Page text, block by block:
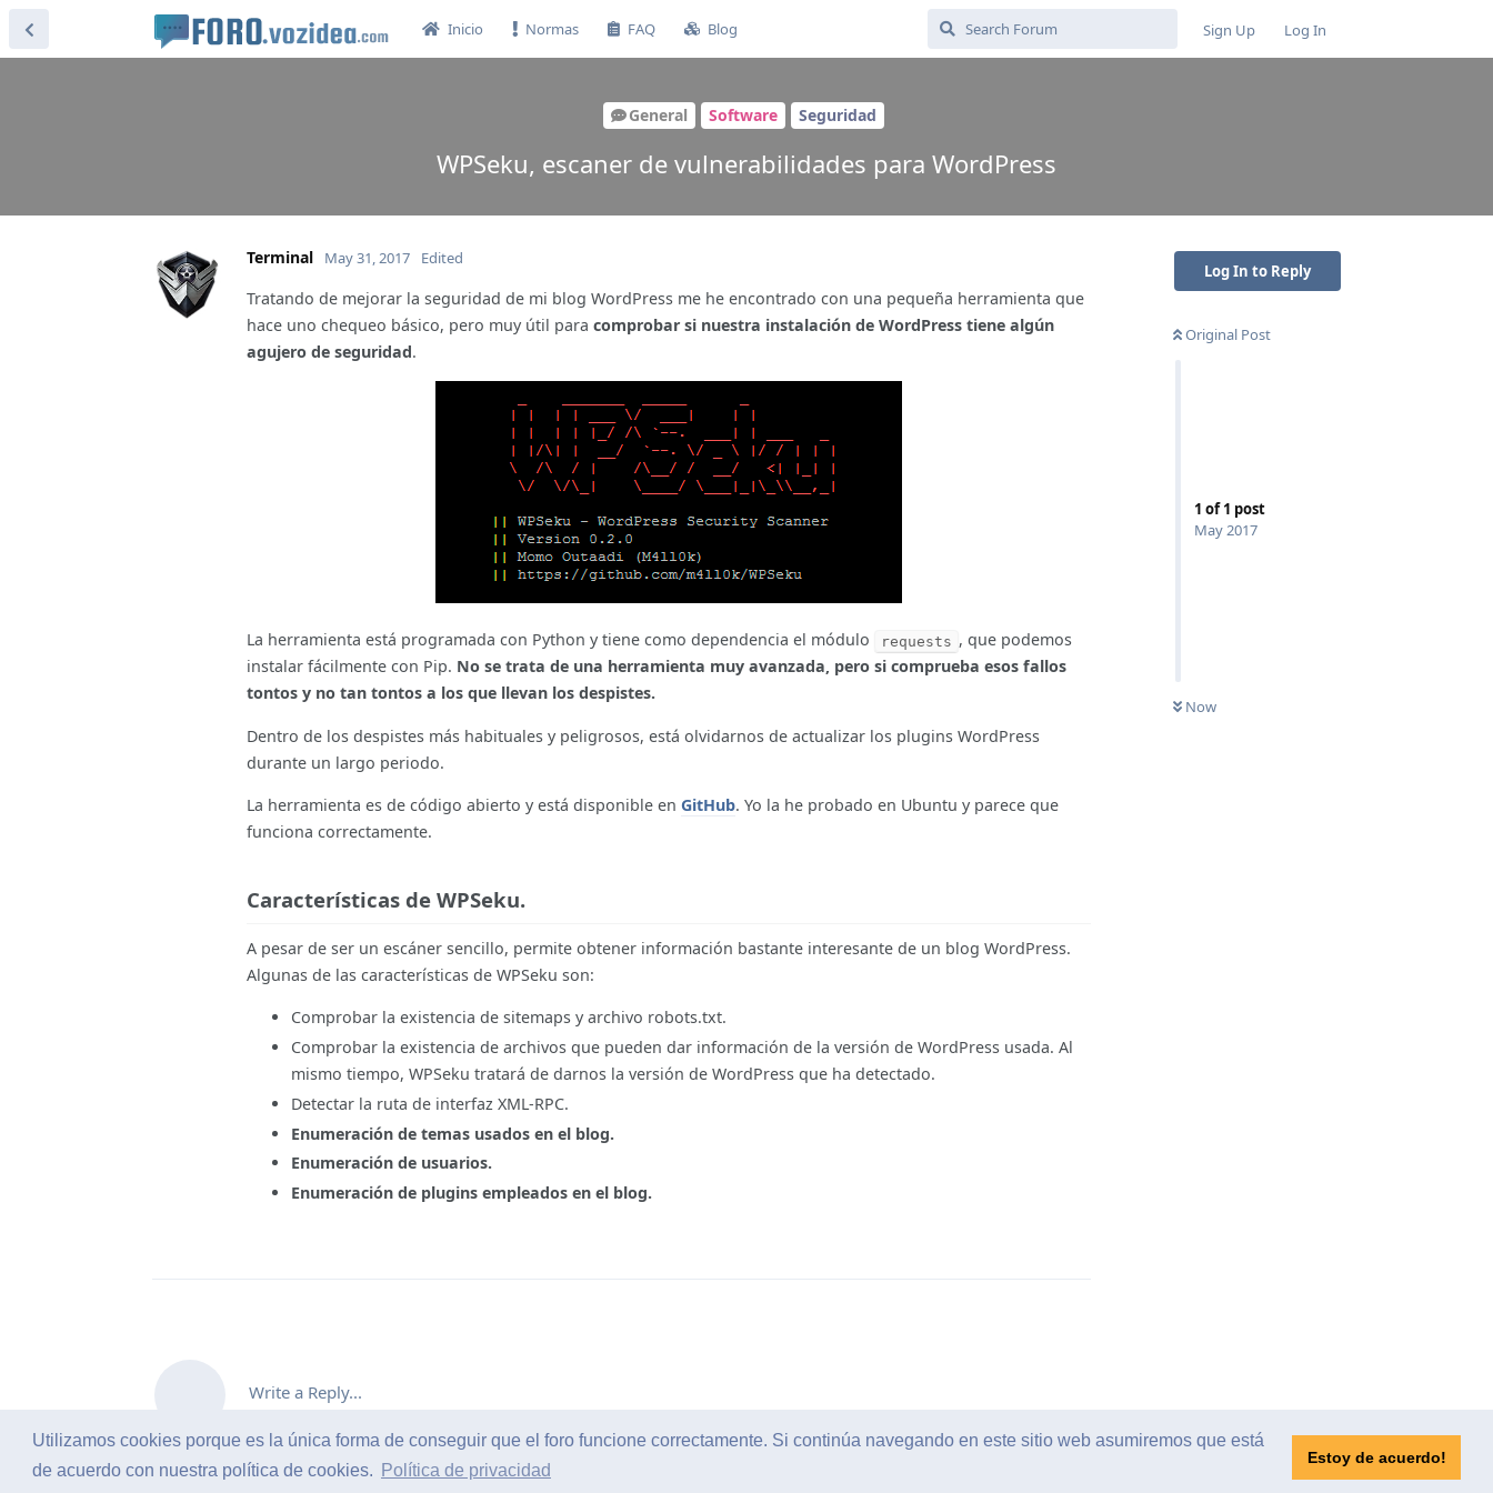
Utilizamos cookies porque es la única forma de conseguir que el foro funcione correctamente. Si continúa navegando en este sitio web asumiremos que está
de acuerdo con nuestra política de cookies.
Política de privacidad
Estoy de acuerdo!
Inicio Normas FAQ Blog Sign Up Log In
General Software Seguridad
WPSeku, escaner de vulnerabilidades para WordPress
Log In to Reply
Original Post
1 of1 post
May 2017
Now
Terminal May 31, 2017 Edited
Tratando de mejorar la seguridad de mi blog WordPress me he encontrado con una pequeña herramienta que
hace uno chequeo básico, pero muy útil para comprobar si nuestra instalación de WordPress tiene algún
agujero de seguridad.
La herramienta está programada con Python y tiene como dependencia el módulo requests , que podemos
instalar fácilmente con Pip. No se trata de una herramienta muy avanzada, pero si comprueba esos fallos
tontos y no tan tontos a los que llevan los despistes.
Dentro de los despistes más habituales y peligrosos, está olvidarnos de actualizar los plugins WordPress
durante un largo periodo.
La herramienta es de código abierto y está disponible en GitHub. Yo la he probado en Ubuntu y parece que
funciona correctamente.
Características de WPSeku.
A pesar de ser un escáner sencillo, permite obtener información bastante interesante de un blog WordPress.
Algunas de las características de WPSeku son:
Comprobar la existencia de sitemaps y archivo robots.txt.
Comprobar la existencia de archivos que pueden dar información de la versión de WordPress usada. Al
mismo tiempo, WPSeku tratará de darnos la versión de WordPress que ha detectado.
Detectar la ruta de interfaz XML-RPC.
Enumeración de temas usados en el blog.
Enumeración de usuarios.
Enumeración de plugins empleados en el blog.
Write a Reply...